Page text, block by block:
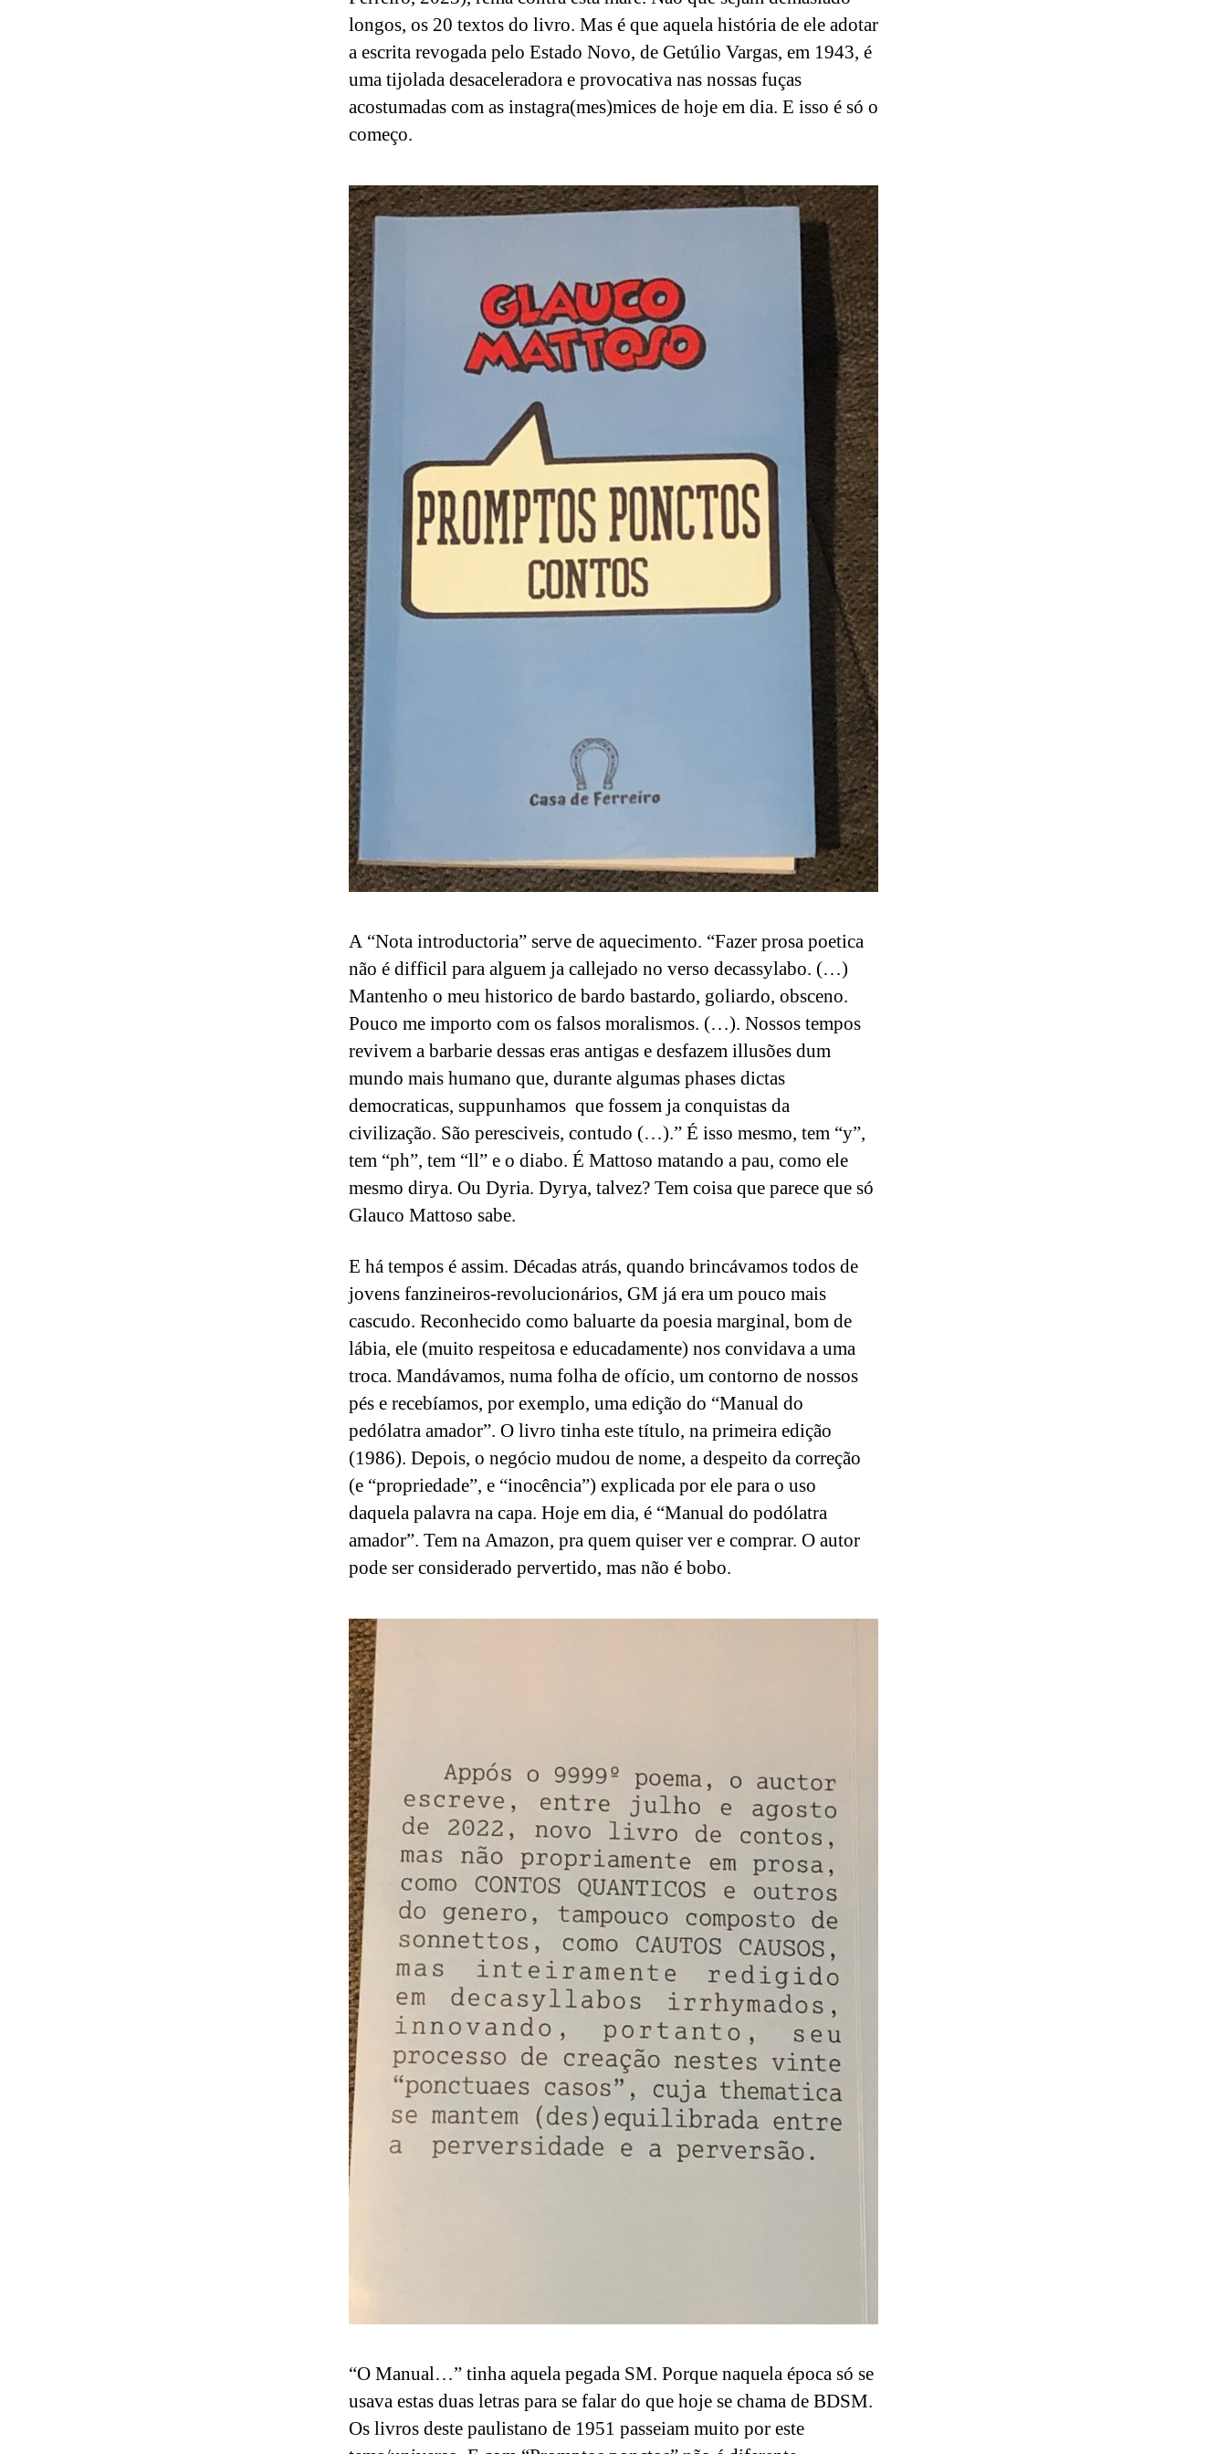
longos, os 20 textos do livro. Mas é que aquela história de ele adotar
a escrita revogada pelo Estado Novo, de Getúlio Vargas, em 1943, é
uma tijolada desaceleradora e provocativa nas nossas fuças
acostumadas com as instagra(mes)mices de hoje em dia. E isso é só o
começo.
A “Nota introductoria” serve de aquecimento. “Fazer prosa poetica
não é difficil para alguem ja callejado no verso decassylabo. (…)
Mantenho o meu historico de bardo bastardo, goliardo, obsceno.
Pouco me importo com os falsos moralismos. (…). Nossos tempos
revivem a barbarie dessas eras antigas e desfazem illusões dum
mundo mais humano que, durante algumas phases dictas
democraticas, suppunhamos que fossem ja conquistas da
civilização. São peresciveis, contudo (…).” É isso mesmo, tem “y”,
tem “ph”, tem “ll” e o diabo. É Mattoso matando a pau, como ele
mesmo dirya. Ou Dyria. Dyrya, talvez? Tem coisa que parece que só
Glauco Mattoso sabe.
E há tempos é assim. Décadas atrás, quando brincávamos todos de
jovens fanzineiros-revolucionários, GM já era um pouco mais
cascudo. Reconhecido como baluarte da poesia marginal, bom de
lábia, ele (muito respeitosa e educadamente) nos convidava a uma
troca. Mandávamos, numa folha de ofício, um contorno de nossos
pés e recebíamos, por exemplo, uma edição do “Manual do
pedólatra amador”. O livro tinha este título, na primeira edição
(1986). Depois, o negócio mudou de nome, a despeito da correção
(e “propriedade”, e “inocência”) explicada por ele para o uso
daquela palavra na capa. Hoje em dia, é “Manual do podólatra
amador”. Tem na Amazon, pra quem quiser ver e comprar. O autor
pode ser considerado pervertido, mas não é bobo.
“O Manual…” tinha aquela pegada SM. Porque naquela época só se
usava estas duas letras para se falar do que hoje se chama de BDSM.
Os livros deste paulistano de 1951 passeiam muito por este